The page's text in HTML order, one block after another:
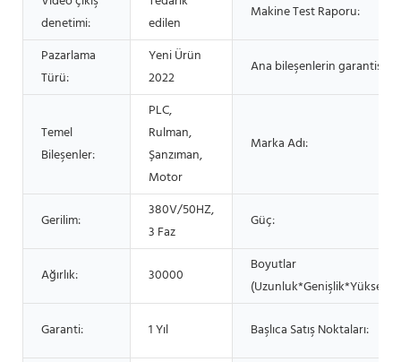
denetimi:
edilen
Makine Test Raporu:
Pazarlama
Türü:
Yeni Ürün
2022
Ana bileşenlerin garantisi:
Temel
Bileşenler:
PLC,
Rulman,
Şanzıman,
Motor
Marka Adı:
Gerilim:
380V/50HZ,
3 Faz
Güç:
Ağırlık: 30000
Boyutlar
Garanti: 1 Yıl Başlıca Satış Noktaları: